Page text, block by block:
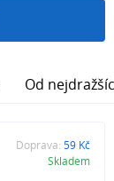
Od
Doprava: 59 Kč
Skladem